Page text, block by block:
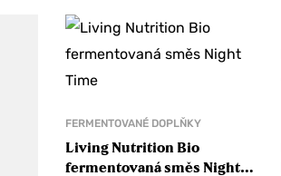
FERMENTOVANÉ DOPLŇKY
Living Nutrition Bio
fermentovaná směs Night